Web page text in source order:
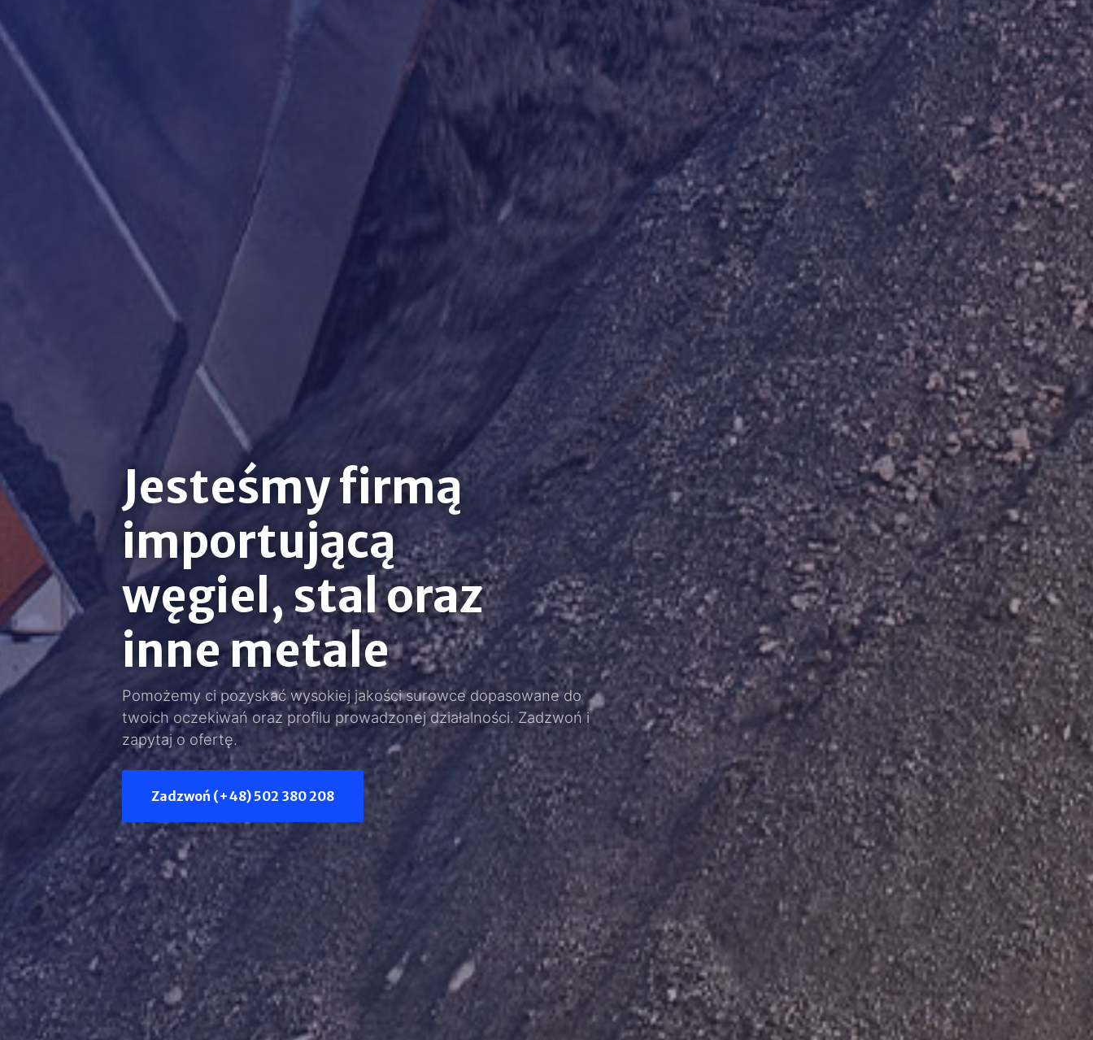
Jesteśmy firmą
importującą
węgiel, stal oraz
inne metale
Pomożemy ci pozyskać wysokiej jakości surowce dopasowane do
twoich oczekiwań oraz profilu prowadzonej działalności. Zadzwoń i
zapytaj o ofertę.
Zadzwoń (+48) 502 380 208